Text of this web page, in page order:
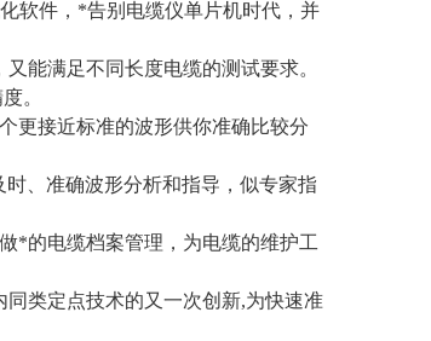
软件，*告别电缆仪单片机时代，并
能满足不同长度电缆的测试要求。
。
更接近标准的波形供你准确比较分
、准确波形分析和指导，似专家指
*的电缆档案管理，为电缆的维护工
类定点技术的又一次创新,为快速准